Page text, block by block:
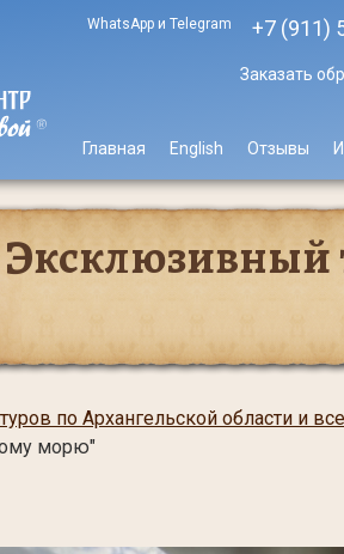
WhatsApp и Telegram +7 (911)
Заказать
Главная English Отзывы
Эксклюзивный
по Архангельской области и
морю"